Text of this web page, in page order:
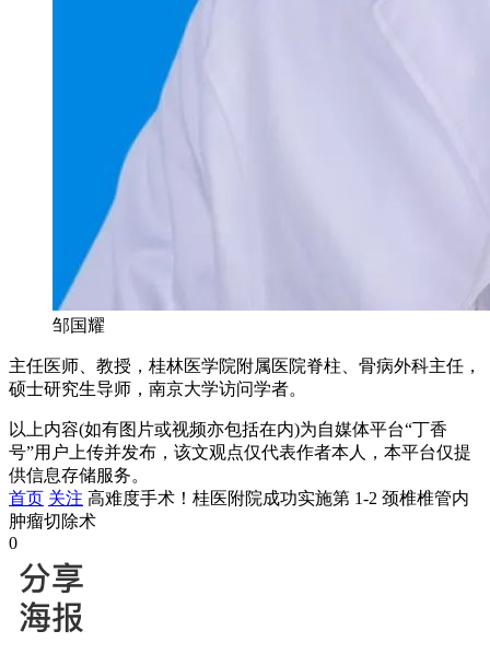
邹国耀
主任医师、教授，桂林医学院附属医院脊柱、骨病外科主任，
硕士研究生导师，南京大学访问学者。
以上内容(如有图片或视频亦包括在内)为自媒体平台“丁香
号”用户上传并发布，该文观点仅代表作者本人，本平台仅提
供信息存储服务。
首页 关注 高难度手术！桂医附院成功实施第 1-2 颈椎椎管内
肿瘤切除术
0